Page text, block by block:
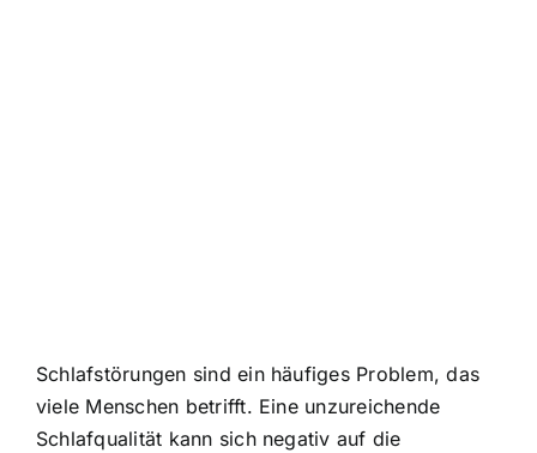
Schlafstörungen sind ein häufiges Problem, das
viele Menschen betrifft. Eine unzureichende
Schlafqualität kann sich negativ auf die